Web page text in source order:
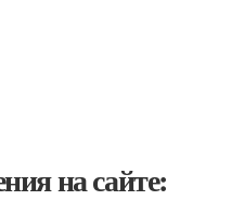
на сайте: